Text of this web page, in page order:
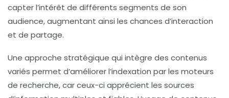
capter l’intérêt de différents segments de son
audience, augmentant ainsi les chances d’interaction
et de partage.
Une approche stratégique qui intègre des contenus
variés permet d’améliorer l’indexation par les moteurs
de recherche, car ceux-ci apprécient les sources